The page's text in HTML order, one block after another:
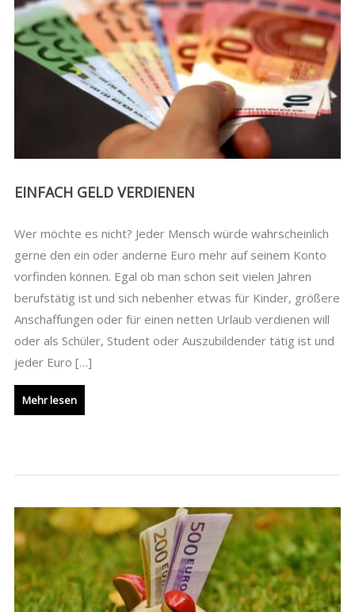
EINFACH GELD VERDIENEN
Wer möchte es nicht? Jeder Mensch würde wahrscheinlich
gerne den ein oder anderne Euro mehr auf seinem Konto
vorfinden können. Egal ob man schon seit vielen Jahren
berufstätig ist und sich nebenher etwas für Kinder, größere
Anschaffungen oder für einen netten Urlaub verdienen will
oder als Schüler, Student oder Auszubildender tätig ist und
jeder Euro […]
Mehr lesen